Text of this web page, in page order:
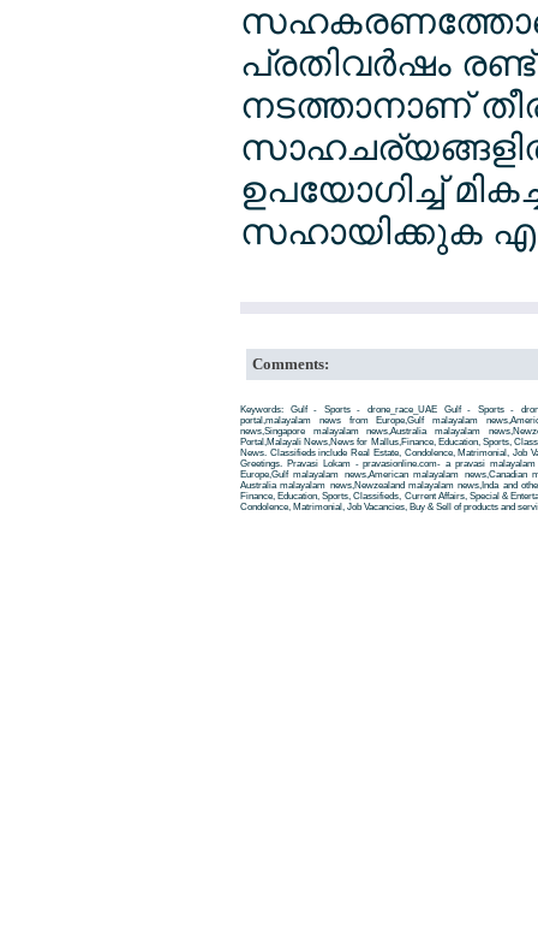
പ്രതിവര്‍ഷം
നടത്താനാണ്
ഉപയോഗിച്ച്
സഹായിക്കുക
Comments:
Keywords: Gulf - Sports - drone_race_UAE Gulf - Sports -
portal,malayalam news from Europe,Gulf malayalam
news,Singapore malayalam news,Australia malayalam
Portal,Malayali News,News for Mallus,Finance, Education, Sports,
News. Classifieds include Real Estate, Condolence, Matrimonial, Job
Greetings. Pravasi Lokam - pravasionline.com- a pravasi
Europe,Gulf malayalam news,American malayalam news,Canadian
Australia malayalam news,Newzealand malayalam news,Inda and
Finance, Education, Sports, Classifieds, Current Affairs, Special &
Condolence, Matrimonial, Job Vacancies, Buy & Sell of products and